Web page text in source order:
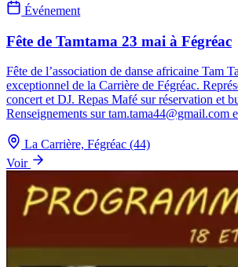
Événement
Fête de Tamtama 23 mai à Fégréac
Fête de l’association de danse africaine Tam
exceptionnel de la Carrière de Fégréac.
concert et DJ. Repas Mafé sur réservation et
Renseignements sur tam.tama44@gmail.com
La Carrière, Fégréac (44)
Voir